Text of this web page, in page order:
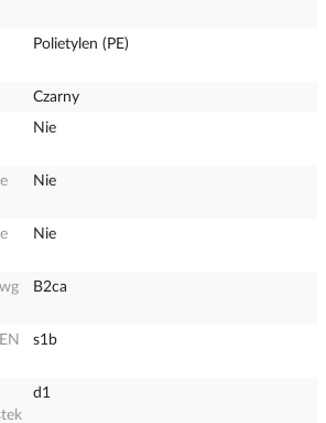
Polietylen (PE)
Czarny
Nie
Nie
Nie
B2ca
s1b
d1